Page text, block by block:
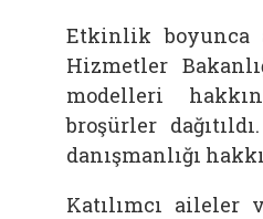
Etkinlik boyunca
Hizmetler
modelleri
broşürler
danışmanlığı
Katılımcı aileler